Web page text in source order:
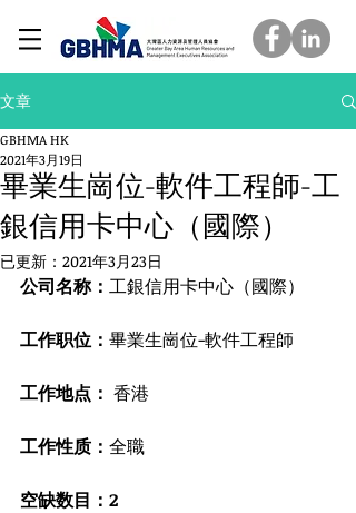
文章
畢業生崗位-軟件工程師-工
銀信用卡中心（國際）
GBHMA HK
2021年3月19日
已更新： 2021年3月23日
公司名称： 工銀信用卡中心（國際）
工作职位： 畢業生崗位-軟件工程師
工作地点： 香港
工作性质： 全職
空缺数目：2